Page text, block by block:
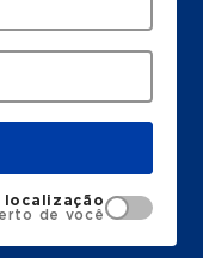
localização
de você